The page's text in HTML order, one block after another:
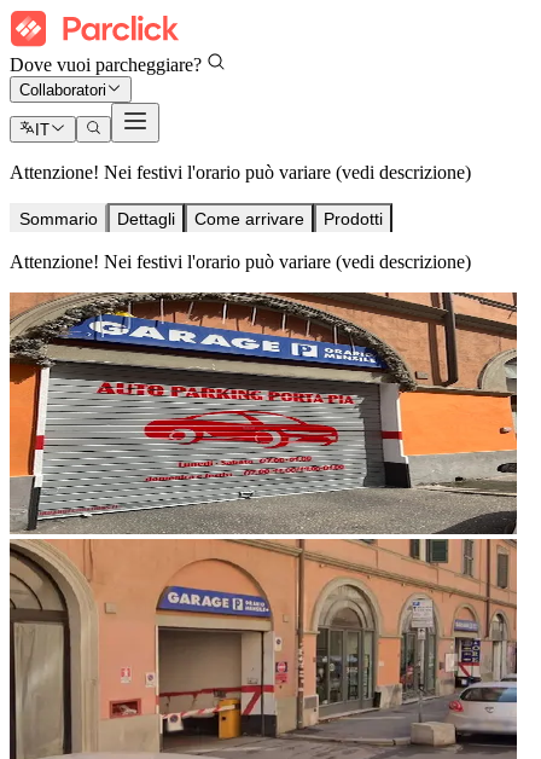
Dove vuoi parcheggiare?
Collaboratori
IT
Attenzione! Nei festivi l'orario può variare (vedi descrizione)
Sommario Dettagli Come arrivare Prodotti
Attenzione! Nei festivi l'orario può variare (vedi descrizione)